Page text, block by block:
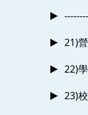
21)
22)
23)